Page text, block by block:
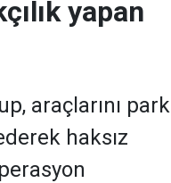
yapan
araçlarını park
haksız